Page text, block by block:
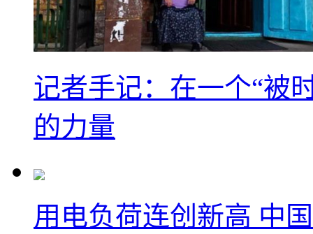
记者手记：在一个“被
的力量
用电负荷连创新高 中